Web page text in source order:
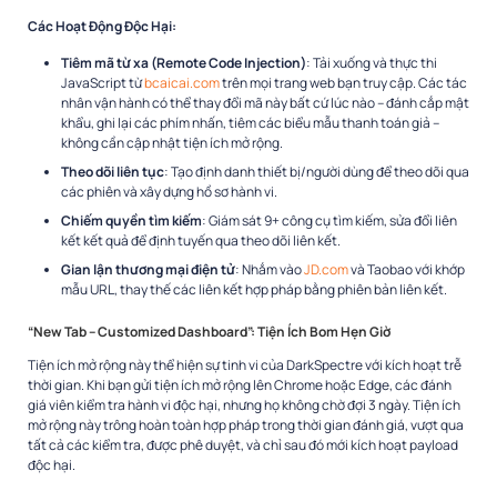
Các Hoạt Động Độc Hại:
Tiêm mã từ xa (Remote Code Injection): Tải xuống và thực thi
JavaScript từbcaicai.comtrên mọi trang web bạn truy cập. Các tác
nhân vận hành có thể thay đổi mã này bất cứ lúc nào – đánh cắp mật
khẩu, ghi lại các phím nhấn, tiêm các biểu mẫu thanh toán giả –
không cần cập nhật tiện ích mở rộng.​
Theo dõi liên tục: Tạo định danh thiết bị/người dùng để theo dõi qua
các phiên và xây dựng hồ sơ hành vi.​
Chiếm quyền tìm kiếm: Giám sát 9+ công cụ tìm kiếm, sửa đổi liên
kết kết quả để định tuyến qua theo dõi liên kết.​
Gian lận thương mại điện tử: Nhắm vàoJD.comvà Taobao với khớp
mẫu URL, thay thế các liên kết hợp pháp bằng phiên bản liên kết.​
“New Tab – Customized Dashboard”: Tiện Ích Bom Hẹn Giờ
Tiện ích mở rộng này thể hiện sự tinh vi của DarkSpectre với kích hoạt trễ
thời gian. Khi bạn gửi tiện ích mở rộng lên Chrome hoặc Edge, các đánh
giá viên kiểm tra hành vi độc hại, nhưng họ không chờ đợi 3 ngày. Tiện ích
mở rộng này trông hoàn toàn hợp pháp trong thời gian đánh giá, vượt qua
tất cả các kiểm tra, được phê duyệt, và chỉ sau đó mới kích hoạt payload
độc hại.​